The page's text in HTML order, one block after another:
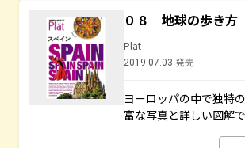
０８ 地球の歩き
Plat
2019.07.03 発売
ヨーロッパの中で独特
富な写真と詳しい図解